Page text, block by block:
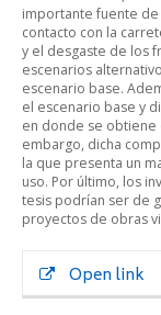
importante fuente
contacto con la
y el desgaste de los
escenarios
escenario base.
el escenario base y
en donde se obtiene
embargo, dicha
la que presenta un
uso. Por último, los
tesis podrían ser de
proyectos de obras
Open link